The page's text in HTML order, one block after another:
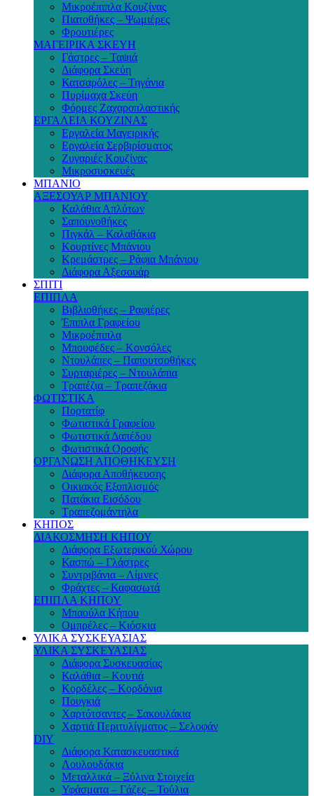
Μικροέπιπλα Κουζίνας
Πιατοθήκες – Ψωμιέρες
Φρουτιέρες
ΜΑΓΕΙΡΙΚΑ ΣΚΕΥΗ
Γάστρες – Ταψιά
Διάφορα Σκεύη
Κατσαρόλες – Τηγάνια
Πυρίμαχα Σκεύη
Φόρμες Ζαχαροπλαστικής
ΕΡΓΑΛΕΙΑ ΚΟΥΖΙΝΑΣ
Εργαλεία Μαγειρικής
Εργαλεία Σερβιρίσματος
Ζυγαριές Κουζίνας
Μικροσυσκευές
ΜΠΑΝΙΟ
ΑΞΕΣΟΥΑΡ ΜΠΑΝΙΟΥ
Καλάθια Απλύτων
Σαπουνοθήκες
Πιγκάλ – Καλαθάκια
Κουρτίνες Μπάνιου
Κρεμάστρες – Ράφια Μπάνιου
Διάφορα Αξεσουάρ
ΣΠΙΤΙ
ΕΠΙΠΛΑ
Βιβλιοθήκες – Ραφιέρες
Έπιπλα Γραφείου
Μικροέπιπλα
Μπουφέδες – Κονσόλες
Ντουλάπες – Παπουτσοθήκες
Συρταριέρες – Ντουλάπια
Τραπέζια – Τραπεζάκια
ΦΩΤΙΣΤΙΚΑ
Πορτατίφ
Φωτιστικά Γραφείου
Φωτιστικά Δαπέδου
Φωτιστικά Οροφής
ΟΡΓΑΝΩΣΗ ΑΠΟΘΗΚΕΥΣΗ
Διάφορα Αποθήκευσης
Οικιακός Εξοπλισμός
Πατάκια Εισόδου
Τραπεζομάντηλα
ΚΗΠΟΣ
ΔΙΑΚΟΣΜΗΣΗ ΚΗΠΟΥ
Διάφορα Εξωτερικού Χώρου
Κασπώ – Γλάστρες
Συντριβάνια – Λίμνες
Φράχτες – Καφασωτά
ΕΠΙΠΛΑ ΚΗΠΟΥ
Μπαούλα Κήπου
Ομπρέλες – Κιόσκια
ΥΛΙΚΑ ΣΥΣΚΕΥΑΣΙΑΣ
ΥΛΙΚΑ ΣΥΣΚΕΥΑΣΙΑΣ
Διάφορα Συσκευασίας
Καλάθια – Κουτιά
Κορδέλες – Κορδόνια
Πουγκιά
Χαρτότσαντες – Σακουλάκια
Χαρτιά Περιτυλίγματος – Σελοφάν
DIY
Διάφορα Κατασκευαστικά
Λουλουδάκια
Μεταλλικά – Ξύλινα Στοιχεία
Υφάσματα – Γάζες – Τούλια